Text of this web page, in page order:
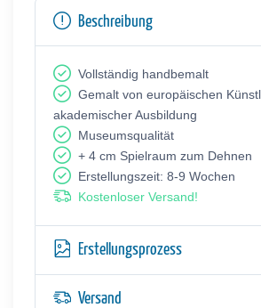
Beschreibung
Vollständig handbemalt
Gemalt von europäischen
akademischer Ausbildung
Museumsqualität
+ 4 cm Spielraum zum Dehnen
Erstellungszeit: 8-9 Wochen
Kostenloser Versand!
Erstellungsprozess
Versand